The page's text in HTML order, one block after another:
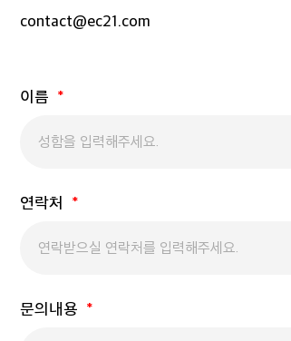
contact@ec21.com
이름
연락처
문의내용